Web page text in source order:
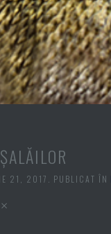
21, 2017 . PUBLICAT ÎN